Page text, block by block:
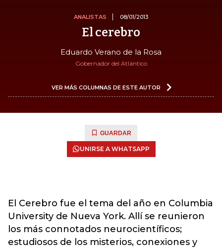
ANALISTAS 08/01/2013
El cerebro
Eduardo Verano de la Rosa
Gobernador del Atlántico
VER MÁS COLUMNAS DE ESTE AUTOR
GUARDAR
UNIRSE A WHATSAPP
El Cerebro fue el tema del año en Columbia
University de Nueva York. Allí se reunieron
los más connotados neurocientíficos;
estudiosos de los misterios, conexiones y